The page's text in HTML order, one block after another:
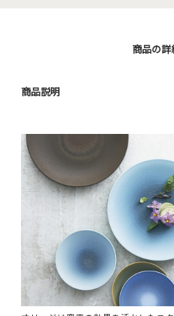
商品の詳
商品説明